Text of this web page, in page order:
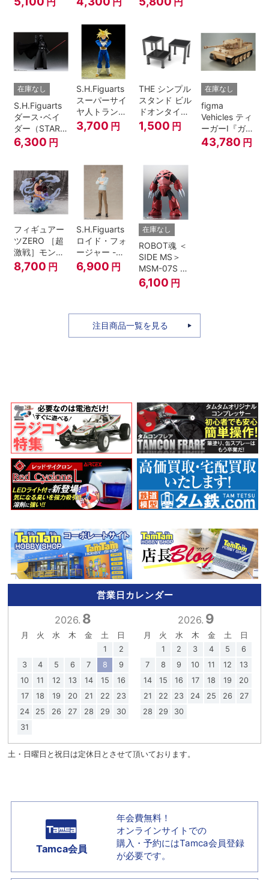
A.N.I.M.E.
マジシャン・
在庫なし
S.H.Figuarts
ダース･ベイ
ダー（STAR
WARS: Return
of the Jedi）
6,300 円
S.H.Figuarts
スーパーサイ
ヤ人トランク
ス-その身に秘
めしスーパー
Z』
3,700 円
THE シンプル
スタンド ビル
ドオンタイプ
(ブラック)
1,500 円
在庫なし
figma
Vehicles ティ
ーガーI『ガー
ルズ&パンツ
ァー』
43,780 円
フィギュアー
ツZERO ［超
激戦］モンキ
ー・D・ルフ
ィ -ギア4 三
8,700 円
S.H.Figuarts
ロイド・フォ
ージャー -フ
ォージャー家
のちち-
『SPY×FAMILY』
6,900 円
在庫なし
ROBOT魂 ＜
SIDE MS＞
MSM-07S シ
ャア専用ズゴ
ック ver.
6,100 円
注目商品一覧を見る
営業日カレンダー
2026. 8
月 火 水 木 金 土
日
1
2
3
4 5 6 7 8
9
10
11 12 13 14 15
16
17
18 19 20 21 22
23
24
25 26 27 28 29
30
31
2026. 9
月 火 水 木 金 土
日
1
2 3 4 5
6
7
8 9 10 11 12
13
14
15 16 17 18 19
20
21
22 23 24 25 26
27
28
29 30
土・日曜日と祝日は定休日とさせて頂いております。
Tamca会員
年会費無料！
オンラインサイトでの
購入・予約にはTamca会員登録
が必要です。